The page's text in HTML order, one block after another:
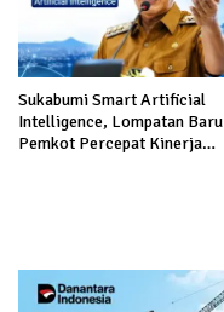
Sukabumi Smart Artificial
Intelligence, Lompatan Baru
Pemkot Percepat Kinerja